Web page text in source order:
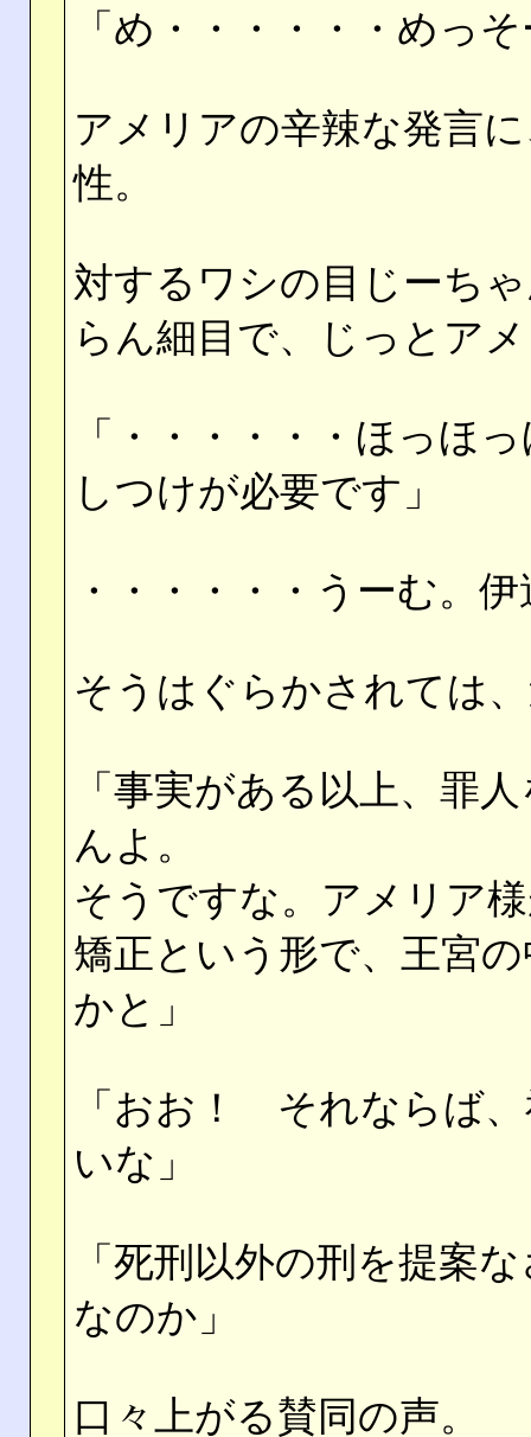
「め・・・・・・めっ
アメリアの辛辣な発言
性。
対するワシの目じーち
らん細目で、じっとア
「・・・・・・ほっほ
しつけが必要です」
・・・・・・うーむ。
そうはぐらかされては
「事実がある以上、罪
んよ。
そうですな。アメリア
矯正という形で、王宮
かと」
「おお！ それならば
いな」
「死刑以外の刑を提案
なのか」
口々上がる賛同の声。